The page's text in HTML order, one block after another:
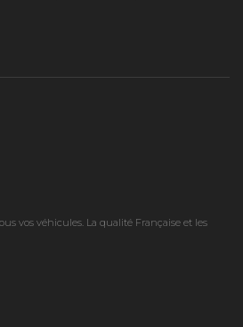
vos véhicules. La qualité Française et les